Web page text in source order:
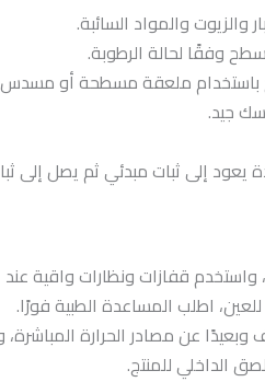
والمواد السائبة.
وفقًا لحالة الرطوبة.
باستخدام ملعقة مسطحة أو
جيد.
ثم يصل إلى ثبات نهائي خلال 24–48 ساعة اعتمادًا على
واستخدم قفازات ونظارات واقية عند
اطلب المساعدة الطبية فورًا.
عن مصادر الحرارة المباشرة،
الداخلي للمنتج.